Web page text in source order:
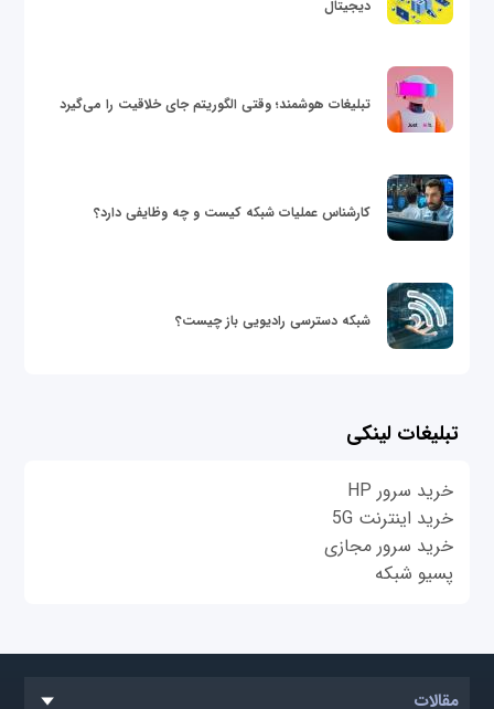
دیجیتال
تبلیغات هوشمند؛ وقتی الگوریتم جای خلاقیت را می‌گیرد
کارشناس عملیات شبکه کیست و چه وظایفی دارد؟
شبکه دسترسی رادیویی باز چیست؟
تبلیغات لینکی
خرید سرور HP
خرید اینترنت 5G
خرید سرور مجازی
پسیو شبکه
مقالات